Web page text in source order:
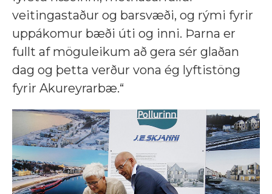
veitingastaður og barsvæði, og rými fyrir
uppákomur bæði úti og inni. Þarna er
fullt af möguleikum að gera sér glaðan
dag og þetta verður vona ég lyftistöng
fyrir Akureyrarbæ.“